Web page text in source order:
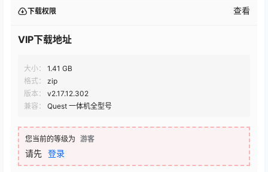
下载权限 查看
VIP下载地址
大小：
1.41 GB
格式：
zip
版本：
v2.17.12.302
兼容：
Quest 一体机全型号
您当前的等级为 游客
请先 登录